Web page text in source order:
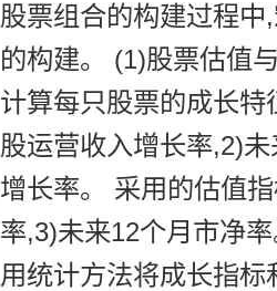
股票组合的构建过程
的构建。 (1)股票估值
计算每只股票的成长
股运营收入增长率,2)
增长率。 采用的估值
率,3)未来12个月市净
用统计方法将成长指